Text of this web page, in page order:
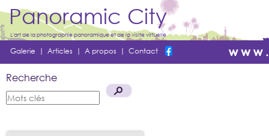
Panoramic City
L'art de la photographie panoramique et de la visite virtuelle
Galerie | Articles | A propos | Contact
Recherche